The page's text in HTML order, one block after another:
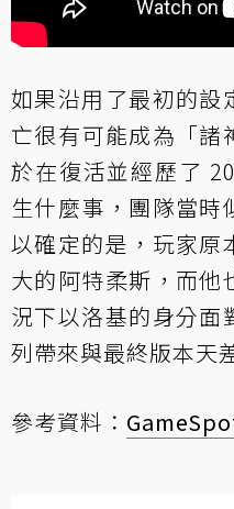
如果沿用了最初的設
亡很有可能成為「諸
於在復活並經歷了
生什麼事，團隊當時
以確定的是，玩家原
大的阿特柔斯，而他
況下以洛基的身分面
列帶來與最終版本天
參考資料：